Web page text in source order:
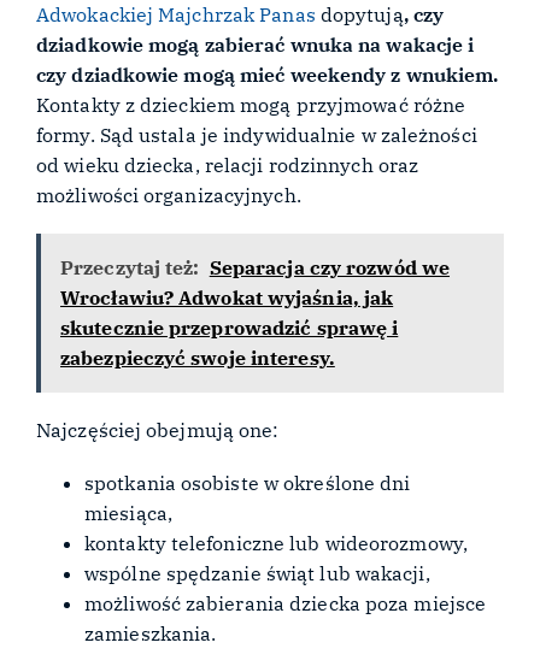
Adwokackiej Majchrzak Panas dopytują, czy
dziadkowie mogą zabierać wnuka na wakacje i
czy dziadkowie mogą mieć weekendy z wnukiem.
Kontakty z dzieckiem mogą przyjmować różne
formy. Sąd ustala je indywidualnie w zależności
od wieku dziecka, relacji rodzinnych oraz
możliwości organizacyjnych.
Przeczytaj też: Separacja czy rozwód we
Wrocławiu? Adwokat wyjaśnia, jak
skutecznie przeprowadzić sprawę i
zabezpieczyć swoje interesy.
Najczęściej obejmują one:
spotkania osobiste w określone dni
miesiąca,
kontakty telefoniczne lub wideorozmowy,
wspólne spędzanie świąt lub wakacji,
możliwość zabierania dziecka poza miejsce
zamieszkania.